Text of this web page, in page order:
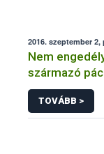
2016. szeptember 2,
Nem
származó
TOVÁBB >